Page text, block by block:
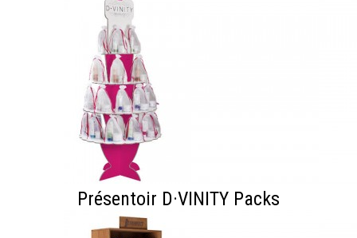
Présentoir D·VINITY Packs